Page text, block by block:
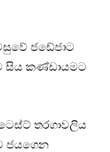
ජඩේජාට
සිය කණ්ඩායමට
තරගාවලිය
ජයගෙන